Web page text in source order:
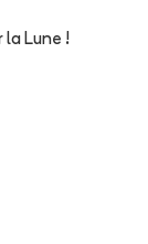
la Lune !